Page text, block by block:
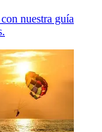
nuestra guía